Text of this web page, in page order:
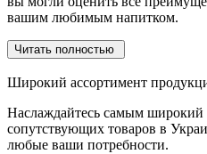
вашим любимым напитком.
Читать полностью
Широкий ассортимент
Наслаждайтесь самым широкий
сопутствующих товаров в
любые ваши потребности.